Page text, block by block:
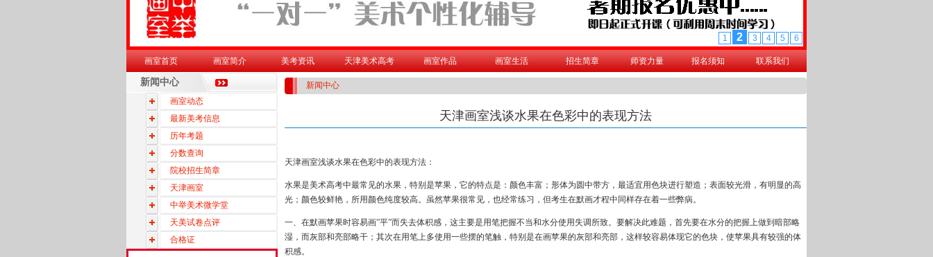
画室首页 画室简介 美考资讯 天津美术高考 画室作品 画室生活 招生简章 师资力量 报名须知 联系我们
新闻中心
画室动态
最新美考信息
历年考题
分数查询
院校招生简章
天津画室
中举美术微学堂
天美试卷点评
合格证
新闻中心
天津画室浅谈水果在色彩中的表现方法
天津画室浅谈水果在色彩中的表现方法：
水果是美术高考中最常见的水果，特别是苹果，它的特点是：颜色丰富；形体为圆中带方，最适宜用色块进行塑造；表面较光滑，有明显的高
光；颜色较鲜艳，所用颜色纯度较高。虽然苹果很常见，也经常练习，但考生在默画才程中同样存在着一些弊病。
一、在默画苹果时容易画”平”而失去体积感，这主要是用笔把握不当和水分使用失调所致。要解决此难题，首先要在水分的把握上做到暗部略
湿，而灰部和亮部略干；其次在用笔上多使用一些摆的笔触，特别是在画苹果的灰部和亮部，这样较容易体现它的色块，使苹果具有较强的体
积感。